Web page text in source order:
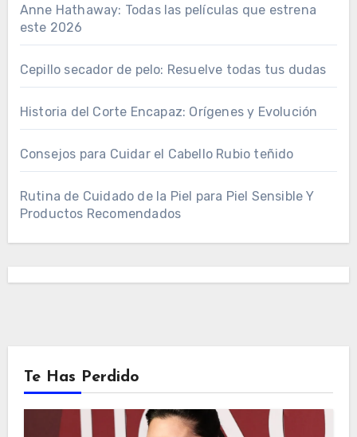
Anne Hathaway: Todas las películas que estrena
este 2026
Cepillo secador de pelo: Resuelve todas tus dudas
Historia del Corte Encapaz: Orígenes y Evolución
Consejos para Cuidar el Cabello Rubio teñido
Rutina de Cuidado de la Piel para Piel Sensible Y
Productos Recomendados
Te Has Perdido